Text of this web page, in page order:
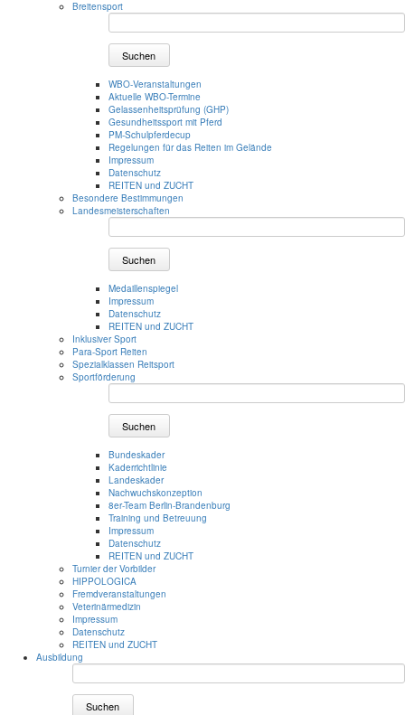
Breitensport
Suchen
WBO-Veranstaltungen
Aktuelle WBO-Termine
Gelassenheitsprüfung (GHP)
Gesundheitssport mit Pferd
PM-Schulpferdecup
Regelungen für das Reiten im Gelände
Impressum
Datenschutz
REITEN und ZUCHT
Besondere Bestimmungen
Landesmeisterschaften
Suchen
Medaillenspiegel
Impressum
Datenschutz
REITEN und ZUCHT
Inklusiver Sport
Para-Sport Reiten
Spezialklassen Reitsport
Sportförderung
Suchen
Bundeskader
Kaderrichtlinie
Landeskader
Nachwuchskonzeption
8er-Team Berlin-Brandenburg
Training und Betreuung
Impressum
Datenschutz
REITEN und ZUCHT
Turnier der Vorbilder
HIPPOLOGICA
Fremdveranstaltungen
Veterinärmedizin
Impressum
Datenschutz
REITEN und ZUCHT
Ausbildung
Suchen